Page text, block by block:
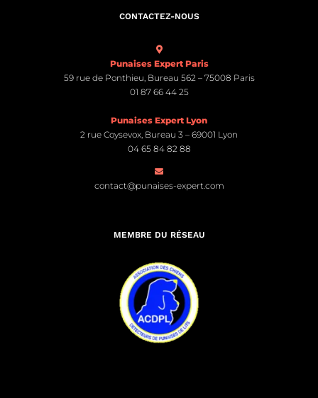
CONTACTEZ-NOUS
Punaises Expert Paris
59 rue de Ponthieu, Bureau 562 – 75008 Paris
01 87 66 44 25
Punaises Expert Lyon
2 rue Coysevox, Bureau 3 – 69001 Lyon
04 65 84 82 88
contact@punaises-expert.com
MEMBRE DU RÉSEAU